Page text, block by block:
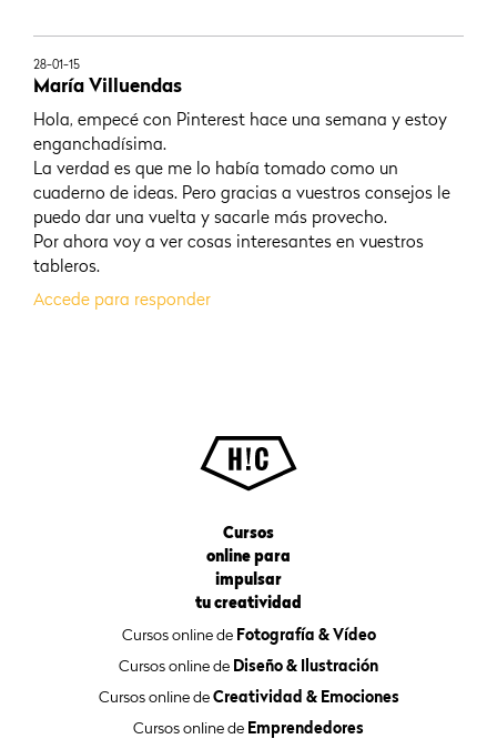
28-01-15
María Villuendas
Hola, empecé con Pinterest hace una semana y estoy
enganchadísima.
La verdad es que me lo había tomado como un
cuaderno de ideas. Pero gracias a vuestros consejos le
puedo dar una vuelta y sacarle más provecho.
Por ahora voy a ver cosas interesantes en vuestros
tableros.
Accede para responder
Cursos
online para
impulsar
tu creatividad
Cursos online de Fotografía & Vídeo
Cursos online de Diseño & Ilustración
Cursos online de Creatividad & Emociones
Cursos online de Emprendedores